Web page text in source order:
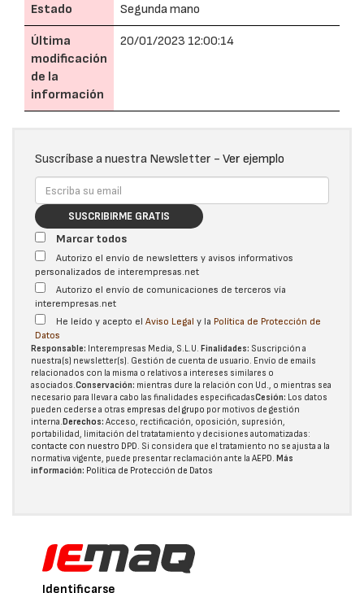
Estado Segunda mano
Última
modificación
de la
información
20/01/2023 12:00:14
Suscríbase a nuestra Newsletter - Ver ejemplo
SUSCRIBIRME GRATIS
Marcar todos
Autorizo el envío de newsletters y avisos informativos
personalizados de interempresas.net
Autorizo el envío de comunicaciones de terceros vía
interempresas.net
He leído y acepto el Aviso Legal y la Política de Protección de
Datos
Responsable: Interempresas Media, S.L.U. Finalidades: Suscripción a
nuestra(s) newsletter(s). Gestión de cuenta de usuario. Envío de emails
relacionados con la misma o relativos a intereses similares o
asociados.Conservación: mientras dure la relación con Ud., o mientras sea
necesario para llevar a cabo las finalidades especificadasCesión: Los datos
pueden cederse a otras empresas del grupo por motivos de gestión
interna.Derechos: Acceso, rectificación, oposición, supresión,
portabilidad, limitación del tratatamiento y decisiones automatizadas:
contacte con nuestro DPD. Si considera que el tratamiento no se ajusta a la
normativa vigente, puede presentar reclamación ante la AEPD. Más
información: Política de Protección de Datos
Identificarse